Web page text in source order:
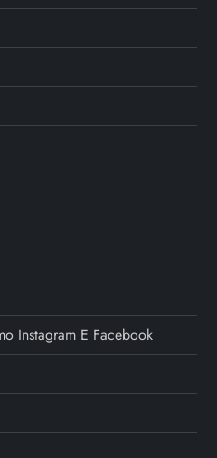
Instagram E Facebook